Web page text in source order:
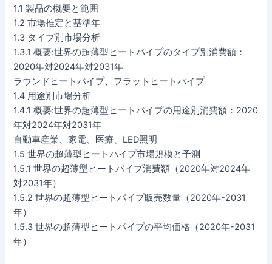
1.1 製品の概要と範囲
1.2 市場推定と基準年
1.3 タイプ別市場分析
1.3.1 概要:世界の超薄型ヒートパイプのタイプ別消費額：
2020年対2024年対2031年
ラウンドヒートパイプ、フラットヒートパイプ
1.4 用途別市場分析
1.4.1 概要:世界の超薄型ヒートパイプの用途別消費額：2020
年対2024年対2031年
自動車産業、家電、医療、LED照明
1.5 世界の超薄型ヒートパイプ市場規模と予測
1.5.1 世界の超薄型ヒートパイプ消費額（2020年対2024年
対2031年）
1.5.2 世界の超薄型ヒートパイプ販売数量（2020年-2031
年）
1.5.3 世界の超薄型ヒートパイプの平均価格（2020年-2031
年）